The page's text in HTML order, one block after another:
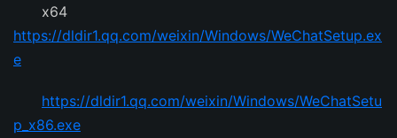
x64
https://dldir1.qq.com/weixin/Windows/WeChatSetup.ex
e
https://dldir1.qq.com/weixin/Windows/WeChatSetu
p_x86.exe